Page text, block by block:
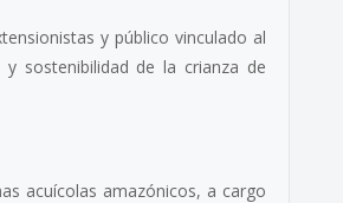
y público vinculado al
sostenibilidad de la crianza de
acuícolas amazónicos, a cargo